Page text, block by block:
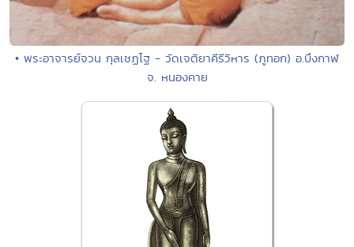
• พระอาจารย์จวน กุลเชฏโฐ - วัดเจติยาคีรีวิหาร (ภูทอก) อ.บึงกาฬ
จ. หนองคาย